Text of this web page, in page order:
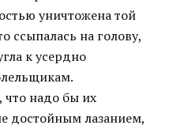
уничтожена той
ссыпалась на голову,
к усердно
что надо бы их
достойным лазанием,